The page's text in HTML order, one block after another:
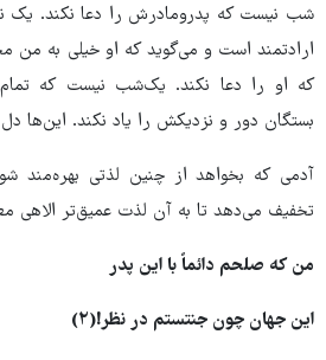
شب نیست که پدرومادرش را دعا نکند. یک
ارادتمند است و می‌گوید که او خیلی به
که او را دعا نکند. یک‌شب نیست که
بستگان دور و نزدیکش را یاد نکند. این‌ها
آدمی که بخواهد از چنین لذتی بهره‌مند
تخفیف می‌دهد تا به آن لذت عمیق‌تر الاهی
من که صلحم دائماً با این پدر
این جهان چون جنتستم در نظر!(۲)